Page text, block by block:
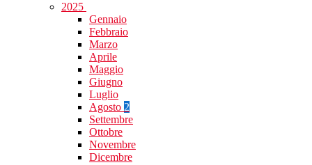
2025
Gennaio
Febbraio
Marzo
Aprile
Maggio
Giugno
Luglio
Agosto 2
Settembre
Ottobre
Novembre
Dicembre